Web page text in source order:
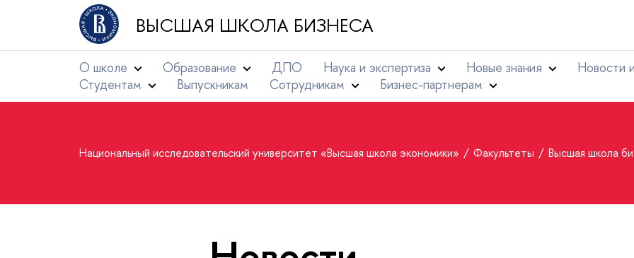
ВЫСШАЯ ШКОЛА БИЗНЕСА
О школе Образование ДПО Наука и экспертиза Новые знания
Новости
Студентам
Выпускникам Сотрудникам Бизнес-партнерам
Национальный исследовательский университет «Высшая школа экономики» Факультеты Высшая школа